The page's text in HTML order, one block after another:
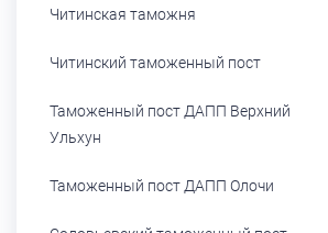
Читинская таможня
Читинский таможенный пост
Таможенный пост ДАПП Верхний
Ульхун
Таможенный пост ДАПП Олочи